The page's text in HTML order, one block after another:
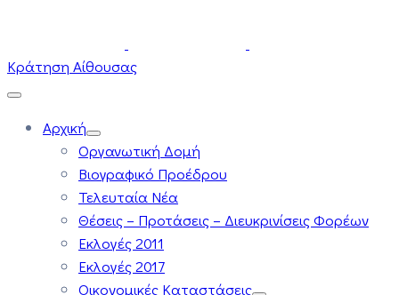
Κράτηση Αίθουσας
Αρχική
Οργανωτική Δομή
Βιογραφικό Προέδρου
Τελευταία Νέα
Θέσεις – Προτάσεις – Διευκρινίσεις Φορέων
Εκλογές 2011
Εκλογές 2017
Οικονομικές Καταστάσεις